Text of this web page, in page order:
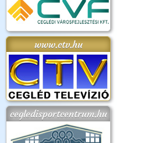
www.ctv.hu
cegledisportcentrum.hu